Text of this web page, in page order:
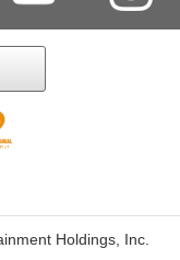
Holdings, Inc.